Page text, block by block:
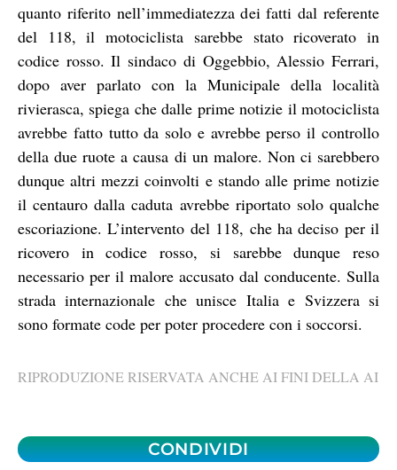
quanto riferito nell’immediatezza dei fatti dal referente
del 118, il motociclista sarebbe stato ricoverato in
codice rosso. Il sindaco di Oggebbio, Alessio Ferrari,
dopo aver parlato con la Municipale della località
rivierasca, spiega che dalle prime notizie il motociclista
avrebbe fatto tutto da solo e avrebbe perso il controllo
della due ruote a causa di un malore. Non ci sarebbero
dunque altri mezzi coinvolti e stando alle prime notizie
il centauro dalla caduta avrebbe riportato solo qualche
escoriazione. L’intervento del 118, che ha deciso per il
ricovero in codice rosso, si sarebbe dunque reso
necessario per il malore accusato dal conducente. Sulla
strada internazionale che unisce Italia e Svizzera si
sono formate code per poter procedere con i soccorsi.
RIPRODUZIONE RISERVATA ANCHE AI FINI DELLA AI
CONDIVIDI